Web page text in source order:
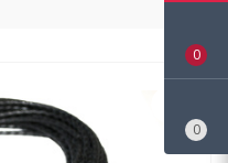
0
0